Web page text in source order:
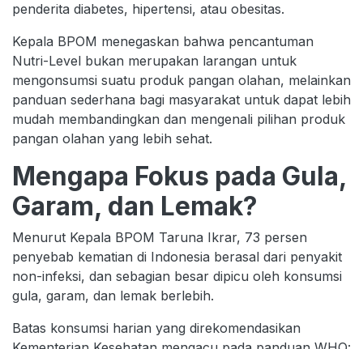
penderita diabetes, hipertensi, atau obesitas.
Kepala BPOM menegaskan bahwa pencantuman
Nutri-Level bukan merupakan larangan untuk
mengonsumsi suatu produk pangan olahan, melainkan
panduan sederhana bagi masyarakat untuk dapat lebih
mudah membandingkan dan mengenali pilihan produk
pangan olahan yang lebih sehat.
Mengapa Fokus pada Gula,
Garam, dan Lemak?
Menurut Kepala BPOM Taruna Ikrar, 73 persen
penyebab kematian di Indonesia berasal dari penyakit
non-infeksi, dan sebagian besar dipicu oleh konsumsi
gula, garam, dan lemak berlebih.
Batas konsumsi harian yang direkomendasikan